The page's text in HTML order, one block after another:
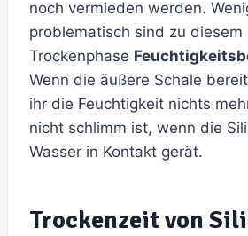
noch vermieden werden.
problematisch sind zu
Trockenphase
Wenn die äußere Schale
ihr die Feuchtigkeit nichts
nicht schlimm ist, wenn die
Wasser in Kontakt gerät.
Trockenzeit von